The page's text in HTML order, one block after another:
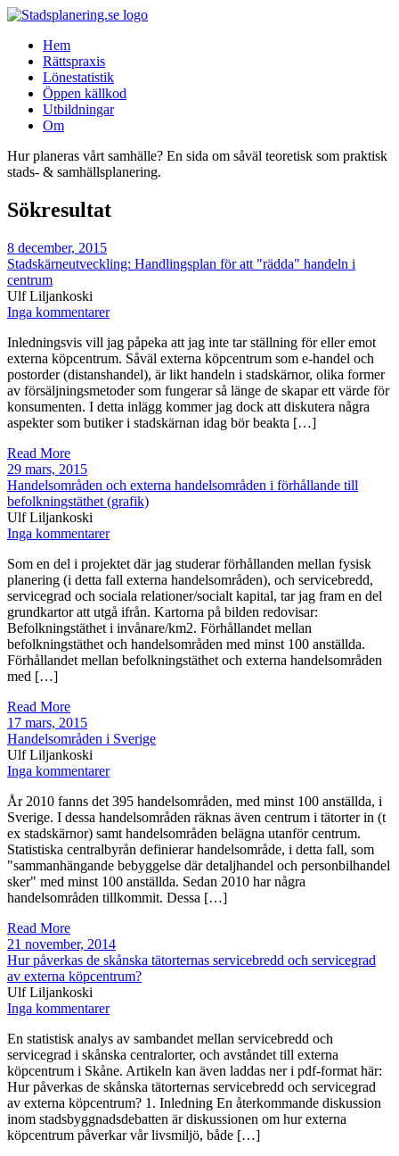
Hem
Rättspraxis
Lönestatistik
Öppen källkod
Utbildningar
Om
Hur planeras vårt samhälle? En sida om såväl teoretisk som praktisk
stads- & samhällsplanering.
Sökresultat
8 december, 2015
Stadskärneutveckling: Handlingsplan för att "rädda" handeln i
centrum
Ulf Liljankoski
Inga kommentarer
Inledningsvis vill jag påpeka att jag inte tar ställning för eller emot
externa köpcentrum. Såväl externa köpcentrum som e-handel och
postorder (distanshandel), är likt handeln i stadskärnor, olika former
av försäljningsmetoder som fungerar så länge de skapar ett värde för
konsumenten. I detta inlägg kommer jag dock att diskutera några
aspekter som butiker i stadskärnan idag bör beakta […]
Read More
29 mars, 2015
Handelsområden och externa handelsområden i förhållande till
befolkningstäthet (grafik)
Ulf Liljankoski
Inga kommentarer
Som en del i projektet där jag studerar förhållanden mellan fysisk
planering (i detta fall externa handelsområden), och servicebredd,
servicegrad och sociala relationer/socialt kapital, tar jag fram en del
grundkartor att utgå ifrån. Kartorna på bilden redovisar:
Befolkningstäthet i invånare/km2. Förhållandet mellan
befolkningstäthet och handelsområden med minst 100 anställda.
Förhållandet mellan befolkningstäthet och externa handelsområden
med […]
Read More
17 mars, 2015
Handelsområden i Sverige
Ulf Liljankoski
Inga kommentarer
År 2010 fanns det 395 handelsområden, med minst 100 anställda, i
Sverige. I dessa handelsområden räknas även centrum i tätorter in (t
ex stadskärnor) samt handelsområden belägna utanför centrum.
Statistiska centralbyrån definierar handelsområde, i detta fall, som
"sammanhängande bebyggelse där detaljhandel och personbilhandel
sker" med minst 100 anställda. Sedan 2010 har några
handelsområden tillkommit. Dessa […]
Read More
21 november, 2014
Hur påverkas de skånska tätorternas servicebredd och servicegrad
av externa köpcentrum?
Ulf Liljankoski
Inga kommentarer
En statistisk analys av sambandet mellan servicebredd och
servicegrad i skånska centralorter, och avståndet till externa
köpcentrum i Skåne. Artikeln kan även laddas ner i pdf-format här:
Hur påverkas de skånska tätorternas servicebredd och servicegrad
av externa köpcentrum? 1. Inledning En återkommande diskussion
inom stadsbyggnadsdebatten är diskussionen om hur externa
köpcentrum påverkar vår livsmiljö, både […]